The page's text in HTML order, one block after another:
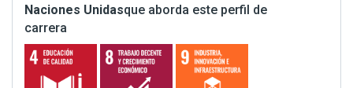
Naciones Unidasque aborda este perfil de
carrera